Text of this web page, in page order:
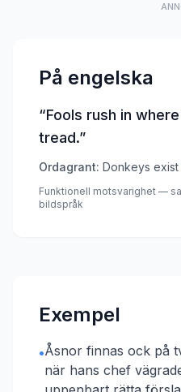
På engelska
“Fools rush in
tread.”
Ordagrant: Donkeys
Funktionell motsvarighet —
bildspråk
Exempel
•Åsnor finnas ock på
när hans chef